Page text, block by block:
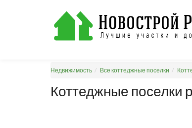
Недвижимость Все коттеджные поселки
Коттеджные поселки